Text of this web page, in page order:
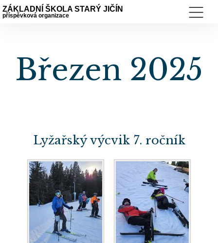
ZÁKLADNÍ ŠKOLA STARÝ JIČÍN
příspěvková organizace
Březen 2025
Lyžařský výcvik 7. ročník